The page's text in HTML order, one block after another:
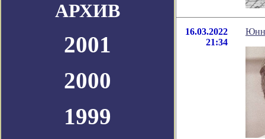
АРХИВ
2001
2000
1999
16.03.2022
21:34